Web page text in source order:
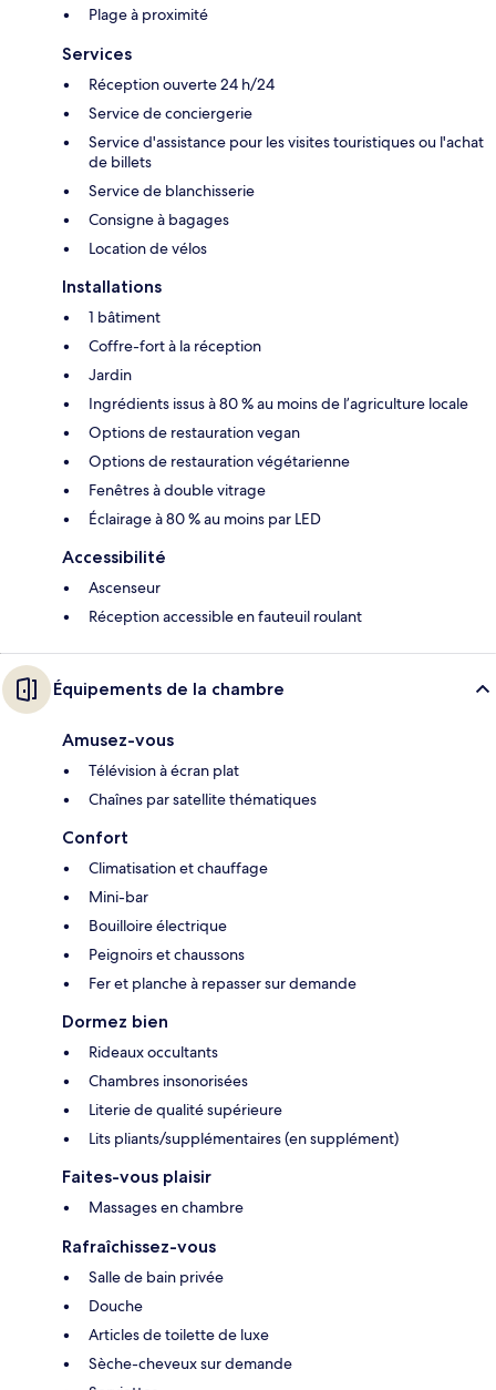
Plage à proximité
Services
Réception ouverte 24 h/24
Service de conciergerie
Service d'assistance pour les visites touristiques ou l'achat
de billets
Service de blanchisserie
Consigne à bagages
Location de vélos
Installations
1 bâtiment
Coffre-fort à la réception
Jardin
Ingrédients issus à 80 % au moins de l’agriculture locale
Options de restauration vegan
Options de restauration végétarienne
Fenêtres à double vitrage
Éclairage à 80 % au moins par LED
Accessibilité
Ascenseur
Réception accessible en fauteuil roulant
Équipements de la chambre
Amusez-vous
Télévision à écran plat
Chaînes par satellite thématiques
Confort
Climatisation et chauffage
Mini-bar
Bouilloire électrique
Peignoirs et chaussons
Fer et planche à repasser sur demande
Dormez bien
Rideaux occultants
Chambres insonorisées
Literie de qualité supérieure
Lits pliants/supplémentaires (en supplément)
Faites-vous plaisir
Massages en chambre
Rafraîchissez-vous
Salle de bain privée
Douche
Articles de toilette de luxe
Sèche-cheveux sur demande